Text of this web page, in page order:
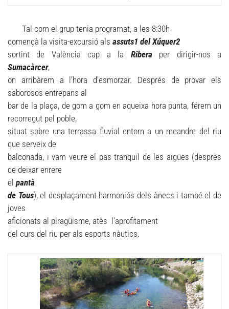
Tal com el grup tenia programat, a les 8:30h
començà la visita-excursió als assuts1 del Xúquer2
sortint de València cap a la Riberaper dirigir-nos a
Sumacàrcer,
on arribàrem a l’hora d’esmorzar. Després de provar els
saborosos entrepans al
bar de la plaça, de gom a gom en aqueixa hora punta, férem un
recorregut pel poble,
situat sobre una terrassa fluvial entorn a un meandre del riu
que serveix de
balconada, i vam veure el pas tranquil de les aigües (desprès
de deixar enrere
el pantà
de Tous), el desplaçament harmoniós dels ànecs i també el de
joves
aficionats al piragüisme, atès l’aprofitament
del curs del riu per als esports nàutics.